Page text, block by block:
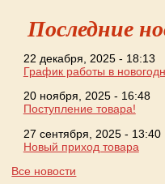
Последние
22 декабря, 2025 - 18:13
График работы в
20 ноября, 2025 - 16:48
Поступление товара!
27 сентября, 2025 - 13:40
Новый приход товара
Все новости